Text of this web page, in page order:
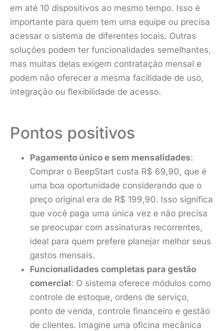
em até 10 dispositivos ao mesmo tempo. Isso é
importante para quem tem uma equipe ou precisa
acessar o sistema de diferentes locais. Outras
soluções podem ter funcionalidades semelhantes,
mas muitas delas exigem contratação mensal e
podem não oferecer a mesma facilidade de uso,
integração ou flexibilidade de acesso.
Pontos positivos
Pagamento único e sem mensalidades:
Comprar o BeepStart custa R$ 69,90, que é
uma boa oportunidade considerando que o
preço original era de R$ 199,90. Isso significa
que você paga uma única vez e não precisa
se preocupar com assinaturas recorrentes,
ideal para quem prefere planejar melhor seus
gastos mensais.
Funcionalidades completas para gestão
comercial: O sistema oferece módulos como
controle de estoque, ordens de serviço,
ponto de venda, controle financeiro e gestão
de clientes. Imagine uma oficina mecânica